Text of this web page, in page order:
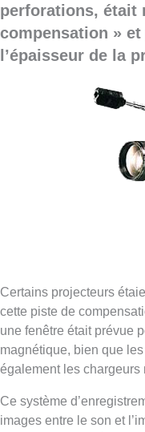
perforations, était
compensation »
l’épaisseur de la
Certains projecteurs
cette piste de
une fenêtre était prévue
magnétique, bien que
également les chargeurs
Ce système
images entre le son et